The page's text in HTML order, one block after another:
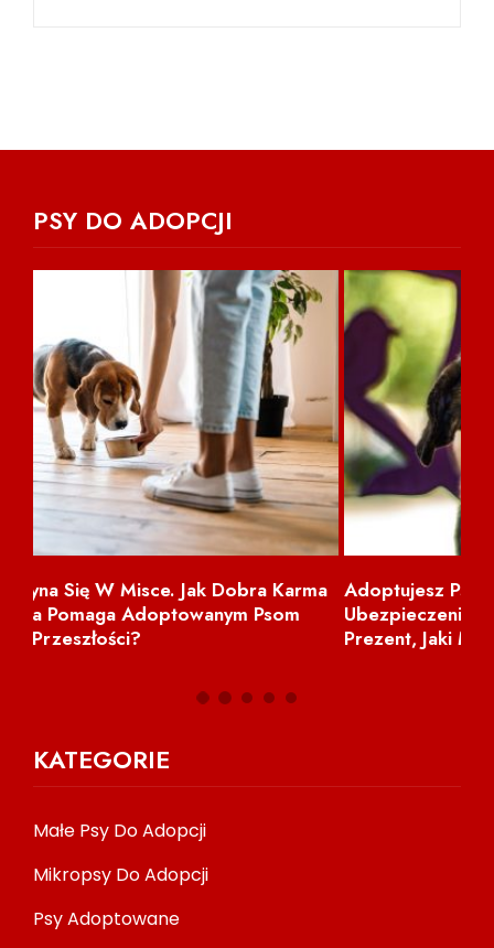
PSY DO ADOPCJI
Adoptujesz Psa? Zobacz, Dlaczego
Ubezpieczenie Dla Psa To Drugi Najlepszy
Prezent, Jaki Możesz Mu Dać
KATEGORIE
Małe Psy Do Adopcji
Mikropsy Do Adopcji
Psy Adoptowane